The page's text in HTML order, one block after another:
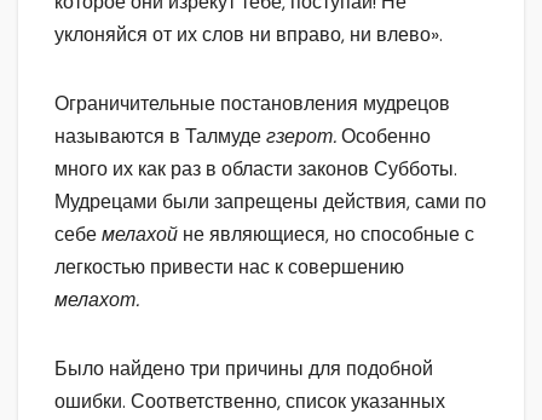
уклоняйся от их слов ни вправо, ни влево».
Ограничительные постановления мудрецов
называются в Талмудегзерот.Особенно
много их как раз в области законов Субботы.
Мудрецами были запрещены действия, сами по
себемелахой не являющиеся, но способные с
легкостью привести нас к совершению
мелахот.
Было найдено три причины для подобной
ошибки. Соответственно, список указанных